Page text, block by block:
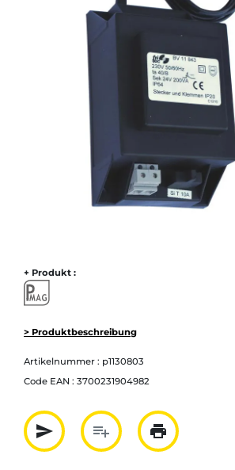
+ Produkt :
> Produktbeschreibung
Artikelnummer : p1130803
Code EAN : 3700231904982
send
Partager par mail
playlist_add
Ajouter à la liste
print
Imprimer